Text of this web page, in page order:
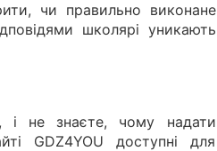
чи правильно виконане
школярі уникають
і не знаєте, чому надати
GDZ4YOU доступні для